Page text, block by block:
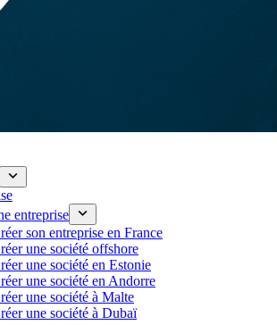
entreprise
son entreprise en France
une société offshore
une société en Estonie
une société en Andorre
une société à Malte
une société à Dubaï